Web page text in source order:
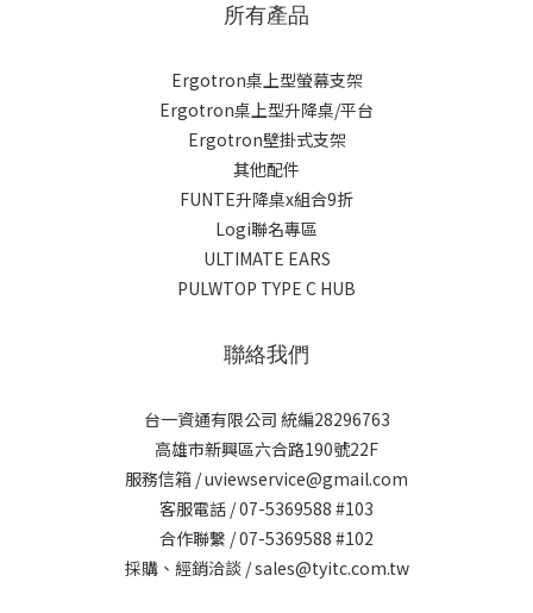
所有產品
Ergotron桌上型螢幕支架
Ergotron桌上型升降桌/平台
Ergotron壁掛式支架
其他配件
FUNTE升降桌x組合9折
Logi聯名專區
ULTIMATE EARS
PULWTOP TYPE C HUB
聯絡我們
台一資通有限公司 統編28296763
高雄市新興區六合路190號22F
服務信箱 / uviewservice@gmail.com
客服電話 / 07-5369588 #103
合作聯繫 / 07-5369588 #102
採購、經銷洽談 / sales@tyitc.com.tw